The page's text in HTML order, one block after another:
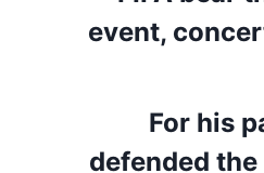
event,
For his
defended